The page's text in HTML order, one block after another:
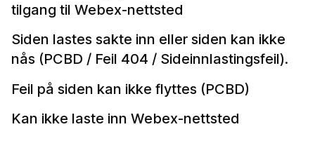
tilgang til Webex-nettsted
Siden lastes sakte inn eller siden kan ikke
nås (PCBD / Feil 404 / Sideinnlastingsfeil).
Feil på siden kan ikke flyttes (PCBD)
Kan ikke laste inn Webex-nettsted